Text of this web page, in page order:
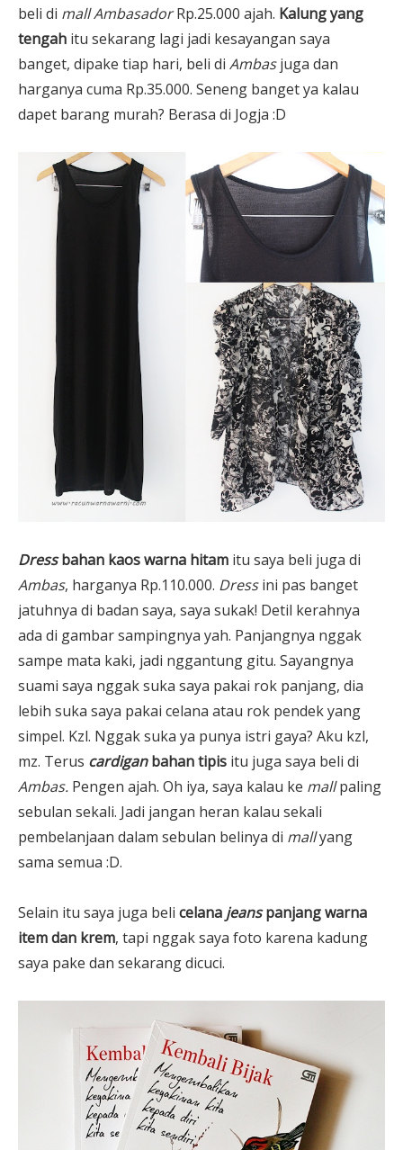
beli di mall AmbasadorRp.25.000 ajah. Kalung yang
tengah itu sekarang lagi jadi kesayangan saya
banget, dipake tiap hari, beli di Ambasjuga dan
harganya cuma Rp.35.000. Seneng banget ya kalau
dapet barang murah? Berasa di Jogja :D
Dressbahan kaos warna hitam itu saya beli juga di
Ambas, harganya Rp.110.000. Dressini pas banget
jatuhnya di badan saya, saya sukak! Detil kerahnya
ada di gambar sampingnya yah. Panjangnya nggak
sampe mata kaki, jadi nggantung gitu. Sayangnya
suami saya nggak suka saya pakai rok panjang, dia
lebih suka saya pakai celana atau rok pendek yang
simpel. Kzl. Nggak suka ya punya istri gaya? Aku kzl,
mz. Terus cardiganbahan tipis itu juga saya beli di
Ambas. Pengen ajah. Oh iya, saya kalau ke mallpaling
sebulan sekali. Jadi jangan heran kalau sekali
pembelanjaan dalam sebulan belinya di mallyang
sama semua :D.
Selain itu saya juga beli celana jeanspanjang warna
item dan krem, tapi nggak saya foto karena kadung
saya pake dan sekarang dicuci.